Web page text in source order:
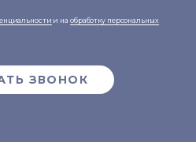
и на обработку персональных
ЗВОНОК